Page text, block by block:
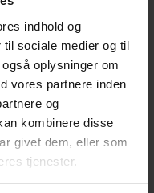
indhold og
sociale medier og til
oplysninger om
vores partnere inden
og
kombinere disse
givet dem, eller som
tjenester.
Spar op til